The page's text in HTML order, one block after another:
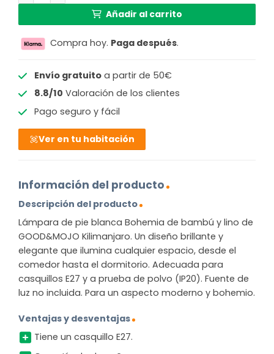
Añadir al carrito
Compra hoy. Paga después.
Envío gratuitoa partir de 50€
8.8/10 Valoración de los clientes
Pago seguro y fácil
Ver en tu habitación
Información del producto
Descripción del producto
Lámpara de pie blanca Bohemia de bambú y lino de
GOOD&MOJO Kilimanjaro. Un diseño brillante y
elegante que ilumina cualquier espacio, desde el
comedor hasta el dormitorio. Adecuada para
casquillos E27 y a prueba de polvo (IP20). Fuente de
luz no incluida. Para un aspecto moderno y bohemio.
Ventajas y desventajas
Tiene un casquillo E27.